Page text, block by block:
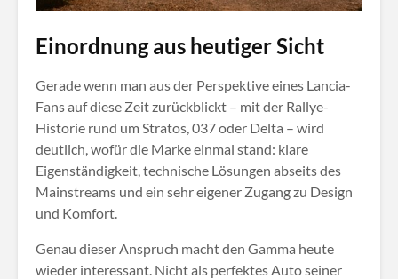
Einordnung aus heutiger Sicht
Gerade wenn man aus der Perspektive eines Lancia-
Fans auf diese Zeit zurückblickt – mit der Rallye-
Historie rund um Stratos, 037 oder Delta – wird
deutlich, wofür die Marke einmal stand: klare
Eigenständigkeit, technische Lösungen abseits des
Mainstreams und ein sehr eigener Zugang zu Design
und Komfort.
Genau dieser Anspruch macht den Gamma heute
wieder interessant. Nicht als perfektes Auto seiner